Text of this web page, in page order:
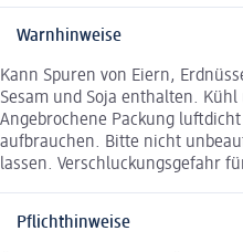
Warnhinweise
Kann Spuren von Eiern,
Sesam und Soja enthalten.
Angebrochene Packung
aufbrauchen. Bitte nicht
lassen. Verschluckungsgefahr
Pflichthinweise